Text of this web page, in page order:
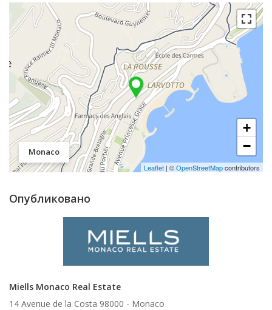
Monaco
+
−
Leaflet | ©OpenStreetMapcontributors
Опубликовано
Miells Monaco Real Estate
14 Avenue de la Costa 98000 - Monaco